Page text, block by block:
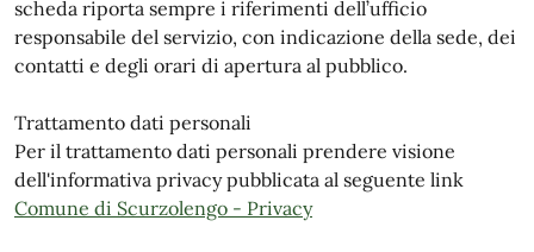
scheda riporta sempre i riferimenti dell’ufficio
responsabile del servizio, con indicazione della sede, dei
contatti e degli orari di apertura al pubblico.
Trattamento dati personali
Per il trattamento dati personali prendere visione
dell'informativa privacy pubblicata al seguente link
Comune di Scurzolengo - Privacy